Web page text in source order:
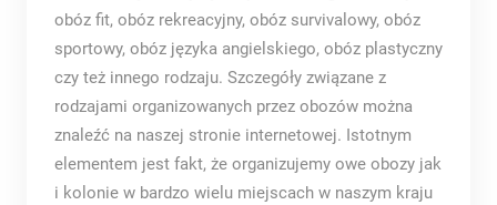
obóz fit, obóz rekreacyjny, obóz survivalowy, obóz
sportowy, obóz języka angielskiego, obóz plastyczny
czy też innego rodzaju. Szczegóły związane z
rodzajami organizowanych przez obozów można
znaleźć na naszej stronie internetowej. Istotnym
elementem jest fakt, że organizujemy owe obozy jak
i kolonie w bardzo wielu miejscach w naszym kraju